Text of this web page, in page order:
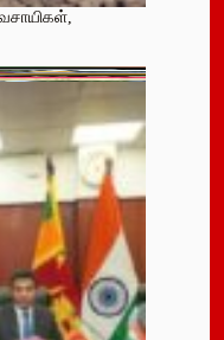
ராஜினாமா!